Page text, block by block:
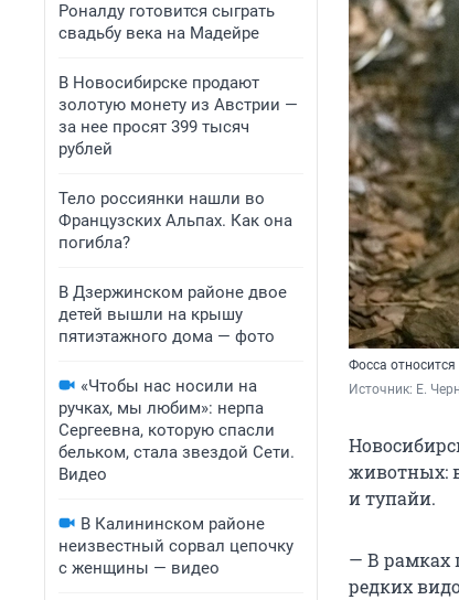
Роналду готовится сыграть
свадьбу века на Мадейре
В Новосибирске продают
золотую монету из Австрии —
за нее просят 399 тысяч
рублей
Тело россиянки нашли во
Французских Альпах. Как она
погибла?
В Дзержинском районе двое
детей вышли на крышу
пятиэтажного дома — фото
«Чтобы нас носили на
ручках, мы любим»: нерпа
Сергеевна, которую спасли
бельком, стала звездой Сети.
Видео
В Калининском районе
неизвестный сорвал цепочку
с женщины — видео
Фосса
Источник: Е.
животных:
и тупайи.
— В рамках
редких